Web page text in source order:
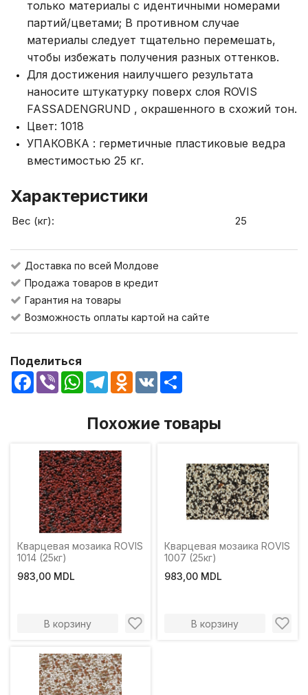
только материалы с идентичными номерами
партий/цветами; В противном случае
материалы следует тщательно перемешать,
чтобы избежать получения разных оттенков.
Для достижения наилучшего результата
наносите штукатурку поверх слоя ROVIS
FASSADENGRUND , окрашенного в схожий тон.
Цвет: 1018
УПАКОВКА : герметичные пластиковые ведра
вместимостью 25 кг.
Характеристики
Вес (кг): 25
Доставка по всей Молдове
Продажа товаров в кредит
Гарантия на товары
Возможность оплаты картой на сайте
Поделиться
Facebook
Viber WhatsApp
TelegramOdnoklassniki
VK
Похожие товары
Кварцевая мозаика ROVIS
1014 (25кг)
983,00 MDL
В корзину
Кварцевая мозаика ROVIS
1007 (25кг)
983,00 MDL
В корзину